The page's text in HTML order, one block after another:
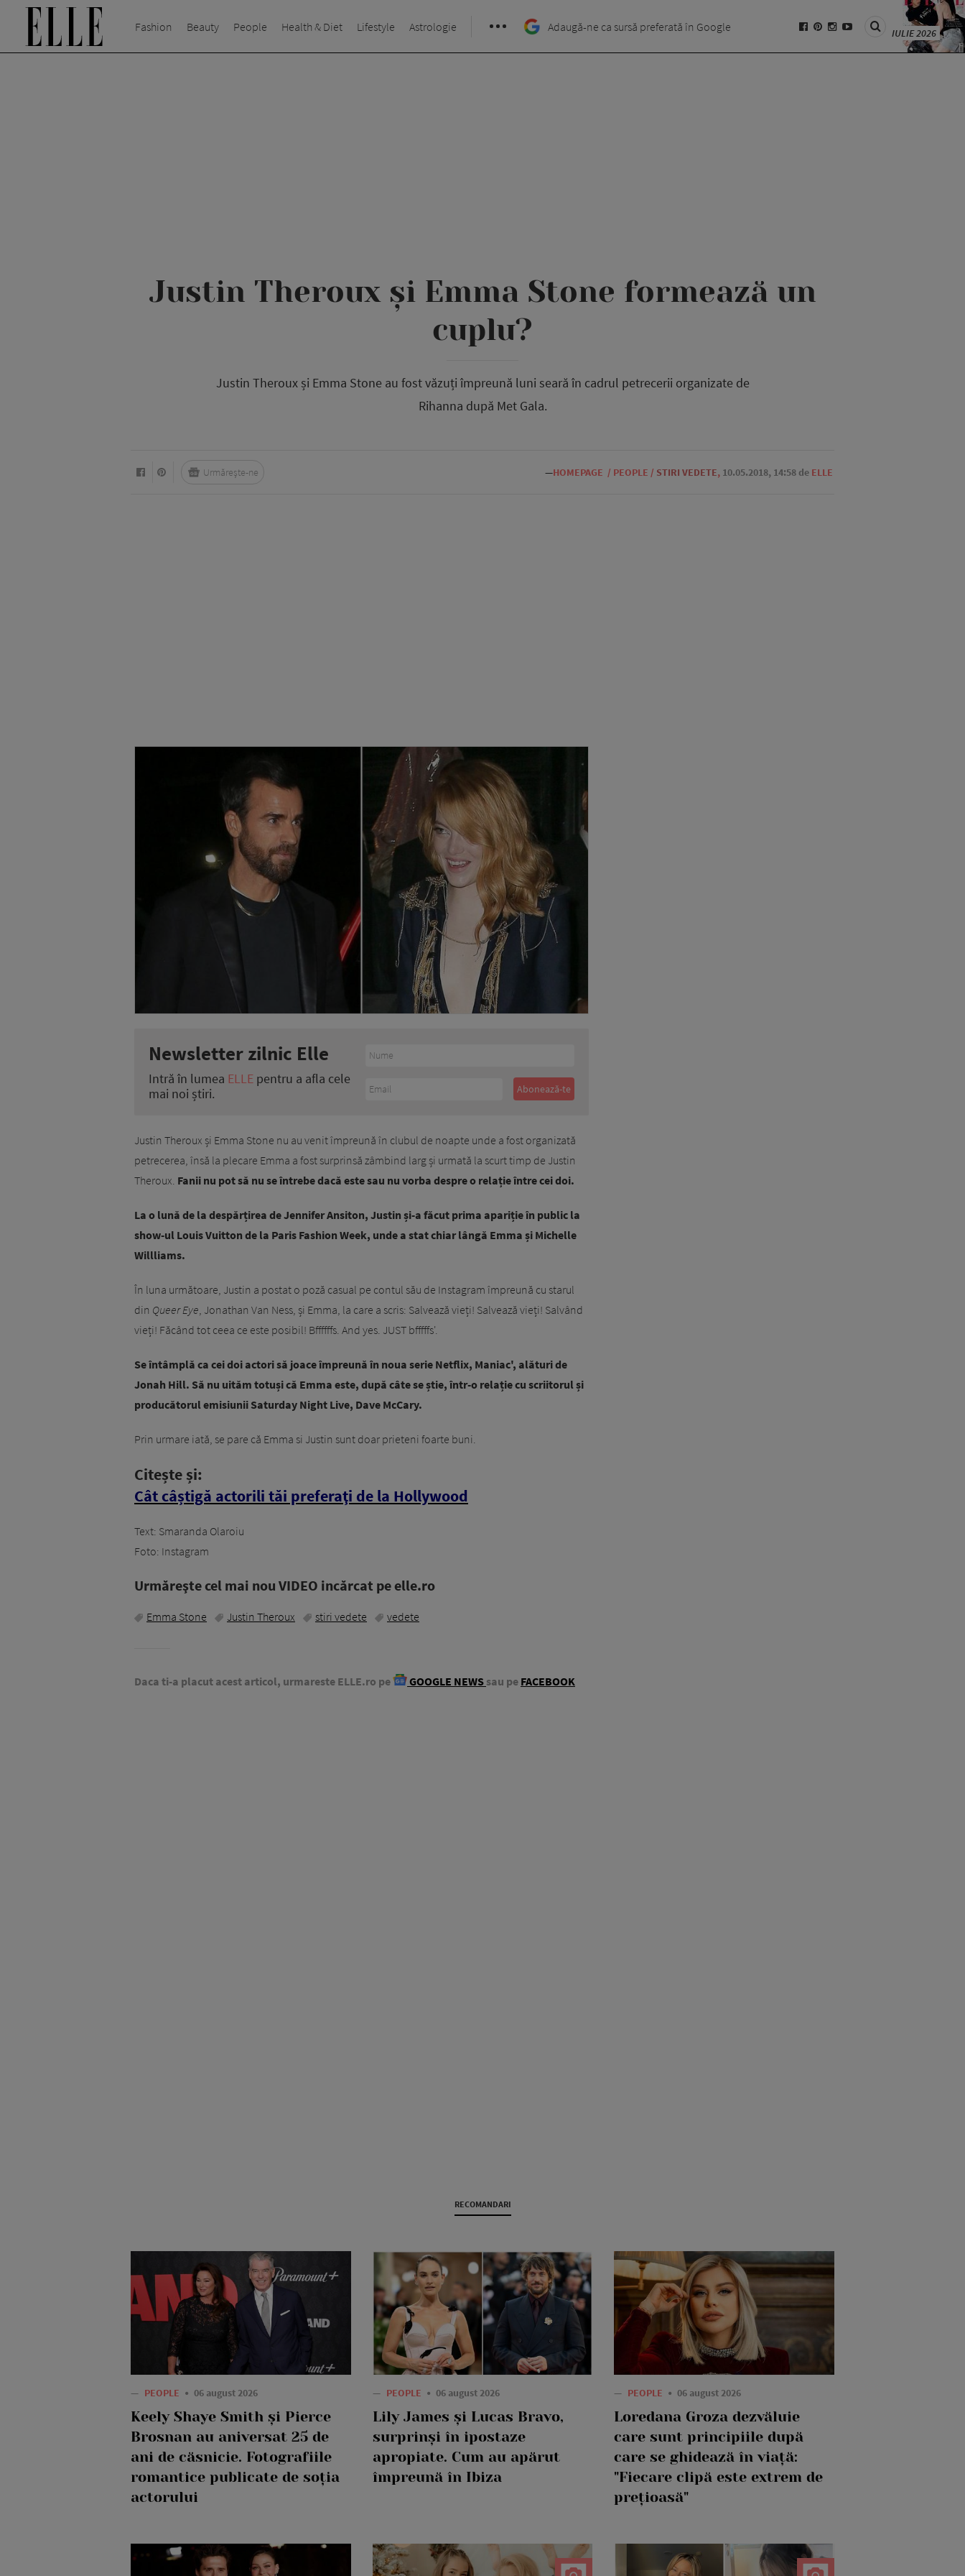
Fashion Beauty People Health & Diet Lifestyle Astrologie Adaugă-ne ca sursă preferată în Google IULIE 2026
Justin Theroux și Emma Stone formează un
cuplu?
Justin Theroux și Emma Stone au fost văzuți împreună luni seară în cadrul petrecerii organizate de
Rihanna după Met Gala.
—HOMEPAGE / PEOPLE / STIRI VEDETE, 10.05.2018, 14:58 de ELLE
Urmărește-ne
Newsletter zilnic Elle
Intră în lumea ELLE pentru a afla cele
mai noi știri.
Justin Theroux și Emma Stone nu au venit împreună în clubul de noapte unde a fost organizată
petrecerea, însă la plecare Emma a fost surprinsă zâmbind larg și urmată la scurt timp de Justin
Theroux. Fanii nu pot să nu se întrebe dacă este sau nu vorba despre o relație între cei doi.
La o lună de la despărțirea de Jennifer Ansiton, Justin și-a făcut prima apariție în public la
show-ul Louis Vuitton de la Paris Fashion Week, unde a stat chiar lângă Emma și Michelle
Willliams.
În luna următoare, Justin a postat o poză casual pe contul său de Instagram împreună cu starul
din Queer Eye, Jonathan Van Ness, și Emma, la care a scris: Salvează vieți! Salvează vieți! Salvând
vieți! Făcând tot ceea ce este posibil! Bffffffs. And yes. JUST bfffffs'.
Se întâmplă ca cei doi actori să joace împreună în noua serie Netflix, Maniac', alături de
Jonah Hill. Să nu uităm totuși că Emma este, după câte se știe, într-o relație cu scriitorul și
producătorul emisiunii Saturday Night Live, Dave McCary.
Prin urmare iată, se pare că Emma si Justin sunt doar prieteni foarte buni.
Citește și:
Cât câștigă actorili tăi preferaţi de la Hollywood
Text: Smaranda Olaroiu
Foto: Instagram
Urmăreşte cel mai nou VIDEO incărcat pe elle.ro
Emma Stone Justin Theroux stiri vedete vedete
Daca ti-a placut acest articol, urmareste ELLE.ro pe GOOGLE NEWS sau pe FACEBOOK
RECOMANDARI
— PEOPLE 06 august 2026
Keely Shaye Smith și Pierce
Brosnan au aniversat 25 de
ani de căsnicie. Fotografiile
romantice publicate de soția
actorului
— PEOPLE 06 august 2026
Lily James și Lucas Bravo,
surprinși în ipostaze
apropiate. Cum au apărut
împreună în Ibiza
— PEOPLE 06 august 2026
Loredana Groza dezvăluie
care sunt principiile după
care se ghidează în viață:
"Fiecare clipă este extrem de
prețioasă"